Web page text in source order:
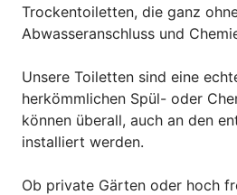
Trockentoiletten, die ganz
Abwasseranschluss und
Unsere Toiletten sind eine
herkömmlichen Spül- oder
können überall, auch an den
installiert werden.
Ob private Gärten oder hoch